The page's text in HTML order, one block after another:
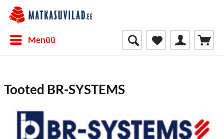
Menüü
Tooted BR-SYSTEMS